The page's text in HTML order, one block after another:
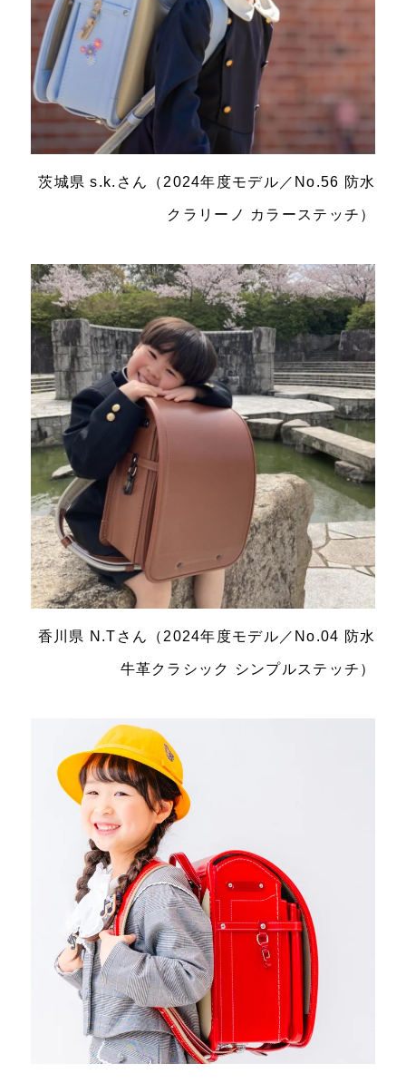
茨城県 s.k.さん（2024年度モデル／No.56 防水
クラリーノ カラーステッチ）
香川県 N.Tさん（2024年度モデル／No.04 防水
牛革クラシック シンプルステッチ）